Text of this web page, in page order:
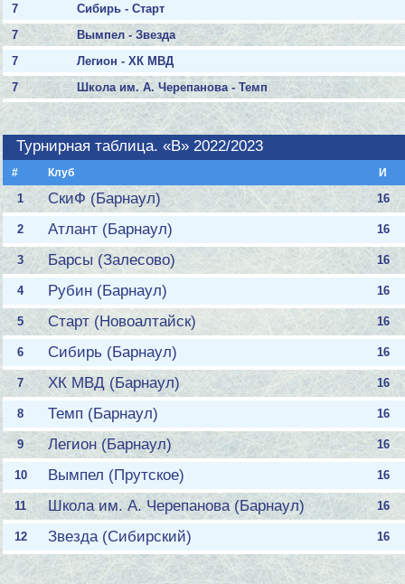
7
Сибирь - Старт
7
Вымпел - Звезда
7
Легион - ХК МВД
7
Школа им. А. Черепанова - Темп
Турнирная таблица. «B» 2022/2023
# Клуб И
1 СкиФ (Барнаул) 16
2 Атлант (Барнаул) 16
3 Барсы (Залесово) 16
4 Рубин (Барнаул) 16
5 Старт (Новоалтайск) 16
6 Сибирь (Барнаул) 16
7 ХК МВД (Барнаул) 16
8 Темп (Барнаул) 16
9 Легион (Барнаул) 16
10 Вымпел (Прутское) 16
11 Школа им. А. Черепанова (Барнаул) 16
12 Звезда (Сибирский) 16